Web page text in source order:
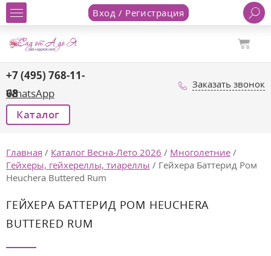
Вход / Регистрация
+7 (495) 768-11-
68
WhatsApp
Заказать звонок
Каталог
Главная / Каталог Весна-Лето 2026 / Многолетние /
Гейхеры, гейхереллы, тиареллы / Гейхера Баттерид Ром
Heuchera Buttered Rum
ГЕЙХЕРА БАТТЕРИД РОМ HEUCHERA
BUTTERED RUM